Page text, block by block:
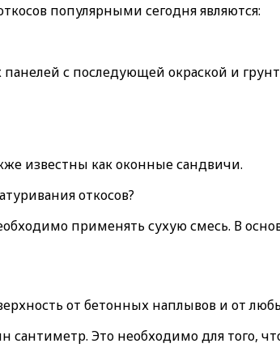
популярными сегодня являются:
с последующей окраской и
известны как оконные сандвичи.
откосов?
применять сухую смесь. В
от бетонных наплывов и от
Это необходимо для того,